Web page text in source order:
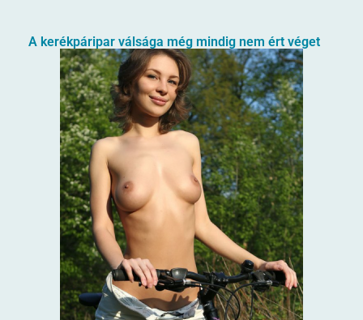
A kerékpáripar válsága még mindig nem ért véget